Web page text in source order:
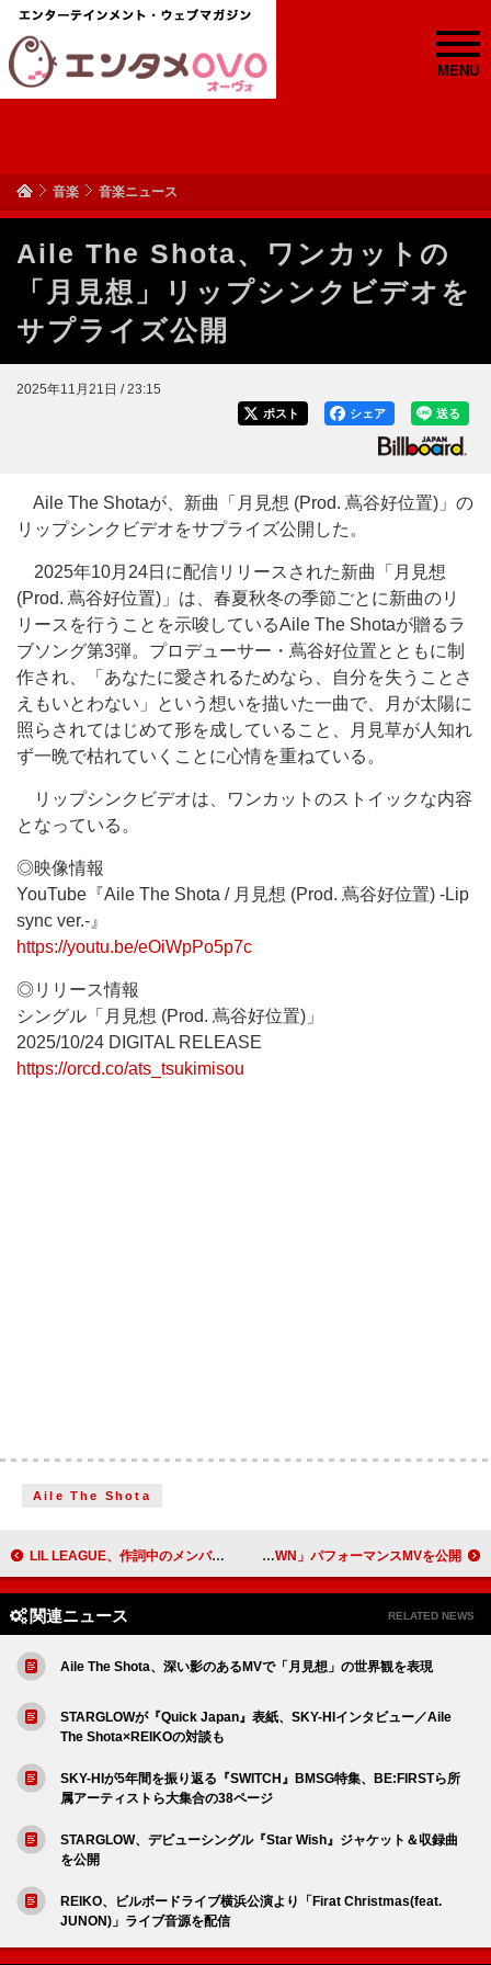
MENU
音楽 音楽ニュース
Aile The Shota、ワンカットの
「月見想」リップシンクビデオを
サプライズ公開
2025年11月21日 / 23:15
送る
シェア
ポスト
Aile The Shotaが、新曲「月見想 (Prod. 蔦谷好位置)」の
リップシンクビデオをサプライズ公開した。
2025年10月24日に配信リリースされた新曲「月見想
(Prod. 蔦谷好位置)」は、春夏秋冬の季節ごとに新曲のリ
リースを行うことを示唆しているAile The Shotaが贈るラ
ブソング第3弾。プロデューサー・蔦谷好位置とともに制
作され、「あなたに愛されるためなら、自分を失うことさ
えもいとわない」という想いを描いた一曲で、月が太陽に
照らされてはじめて形を成していること、月見草が人知れ
ず一晩で枯れていくことに心情を重ねている。
リップシンクビデオは、ワンカットのストイックな内容
となっている。
◎映像情報
YouTube『Aile The Shota / 月見想 (Prod. 蔦谷好位置) -Lip
sync ver.-』
https://youtu.be/eOiWpPo5p7c
◎リリース情報
シングル「月見想 (Prod. 蔦谷好位置)」
2025/10/24 DIGITAL RELEASE
https://orcd.co/ats_tsukimisou
Aile The Shota
LIL LEAGUE、作詞中のメンバーの様子などを収録した「Forever Young」リリックビデオ公開 岩田剛典、RIEHATAが振り付け＆ディレクション「CROWN」パフォーマンスMVを公開
関連ニュース RELATED NEWS
Aile The Shota、深い影のあるMVで「月見想」の世界観を表現
STARGLOWが『Quick Japan』表紙、SKY-HIインタビュー／Aile
The Shota×REIKOの対談も
SKY-HIが5年間を振り返る『SWITCH』BMSG特集、BE:FIRSTら所
属アーティストら大集合の38ページ
STARGLOW、デビューシングル『Star Wish』ジャケット＆収録曲
を公開
REIKO、ビルボードライブ横浜公演より「Firat Christmas(feat.
JUNON)」ライブ音源を配信